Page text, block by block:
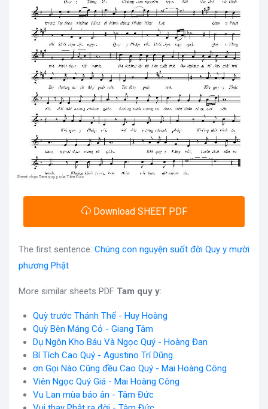
Download SHEET PDF
The first sentence: Chúng con nguyện suốt đời Quy y mười
phương Phật
More similar sheets PDF Tam quy y:
Quỳ trước Thánh Thể - Huy Hoàng
Quỳ Bên Máng Cỏ - Giang Tâm
Dụ Ngôn Kho Báu Và Ngọc Quý - Hoàng Đan
Bí Tích Cao Quý - Agustino Trí Dũng
ơn Gọi Nào Cũng đều Cao Quý - Mai Hoàng Công
Viên Ngọc Quý Giá - Mai Hoàng Công
Vu Lan mùa báo ân - Tâm Đức